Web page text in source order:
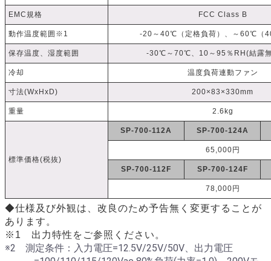
EMC規格 FCC Class B
動作温度範囲※1 -20～40℃（定格負荷）、～60℃（
保存温度、湿度範囲 -30℃～70℃、10～95％RH(結露
冷却 温度負荷連動ファン
寸法(WxHxD) 200×83×330mm
重量 2.6kg
標準価格(税抜)
SP-700-112A SP-700-124A
65,000円
SP-700-112F SP-700-124F
78,000円
◆仕様及び外観は、改良のため予告無く変更することが
あります。
※1 出力特性をご参照ください。
※2 測定条件：入力電圧=12.5V/25V/50V、出力電圧